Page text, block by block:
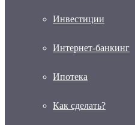
Инвестиции
Интернет-банкинг
Ипотека
Как сделать?